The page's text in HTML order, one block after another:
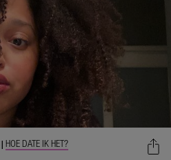
| HOE DATE IK HET?